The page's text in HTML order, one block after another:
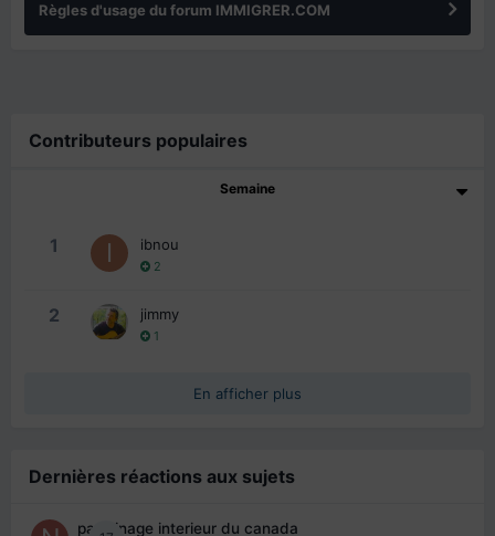
Règles d'usage du forum IMMIGRER.COM
Contributeurs populaires
Semaine
1 ibnou
2
2 jimmy
1
En afficher plus
Dernières réactions aux sujets
parrainage interieur du canada